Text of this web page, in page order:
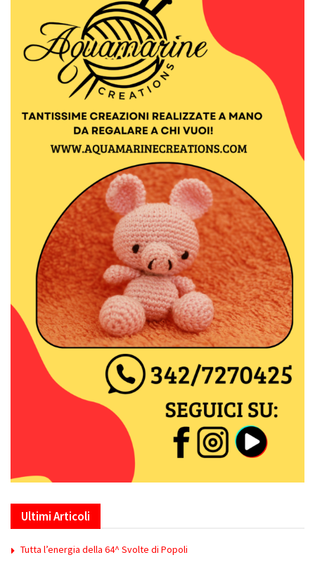
Ultimi Articoli
Tutta l’energia della 64^ Svolte di Popoli